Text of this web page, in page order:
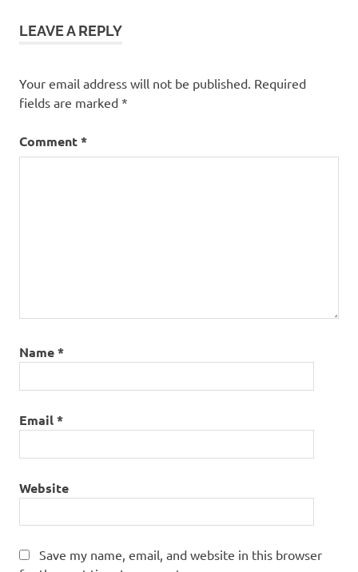
personal
LEAVE A REPLY
Your email address will not be published. Required
fields are marked *
Comment*
Name*
Email*
Website
Save my name, email, and website in this browser